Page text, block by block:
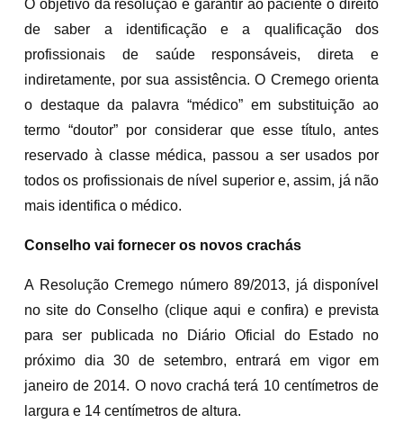
O objetivo da resolução é garantir ao paciente o direito
de saber a identificação e a qualificação dos
profissionais de saúde responsáveis, direta e
indiretamente, por sua assistência. O Cremego orienta
o destaque da palavra “médico” em substituição ao
termo “doutor” por considerar que esse título, antes
reservado à classe médica, passou a ser usados por
todos os profissionais de nível superior e, assim, já não
mais identifica o médico.
Conselho vai fornecer os novos crachás
A Resolução Cremego número 89/2013, já disponível
no site do Conselho (clique aqui e confira) e prevista
para ser publicada no Diário Oficial do Estado no
próximo dia 30 de setembro, entrará em vigor em
janeiro de 2014. O novo crachá terá 10 centímetros de
largura e 14 centímetros de altura.